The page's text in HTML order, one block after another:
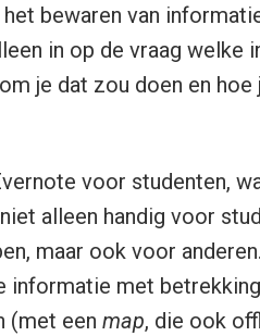
bewaren van
in op de vraag welke
je dat zou doen en
voor studenten,
alleen handig voor
maar ook voor
informatie met
(met een map, die ook